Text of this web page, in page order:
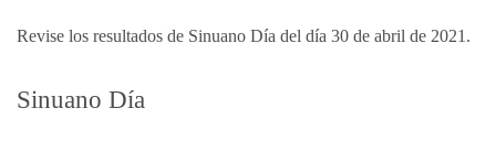
Revise los resultados de Sinuano Día del día 30 de abril de 2021.
Sinuano Día